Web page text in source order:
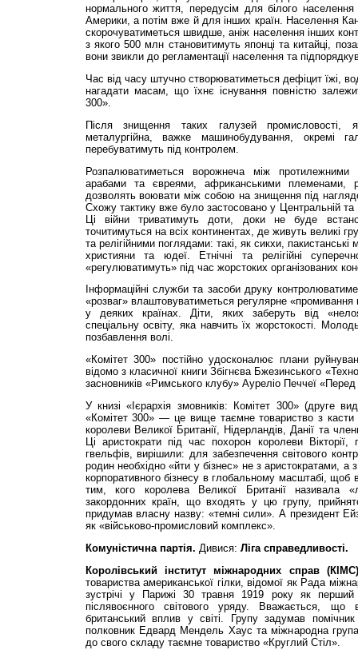
нормального життя, передусім для білого населення
Америки, а потім вже й для інших країн. Населення
скорочуватиметься швидше, аніж населення інших
з якого 500 млн становитимуть японці та китайці,
вони звикли до регламентації населення та
Час від часу штучно створюватиметься дефіцит їжі,
нагадати масам, що їхнє існування повністю
300».
Після знищення таких галузей промисловості,
металургійна, важке машинобудування, окремі
перебуватимуть під контролем.
Розпалюватиметься ворожнеча між
арабами та євреями, африканськими племенами,
дозволять воювати між собою на знищення під
Схожу тактику вже було застосовано у Центральній та
Ці війни триватимуть доти, доки не буде
точитимуться на всіх континентах, де живуть великі
та релігійними поглядами: такі, як сикхи, пакистанські
християни та юдеї. Етнічні та релігійні
«регулюватимуть» під час жорстоких організованих
Інформаційні служби та засоби друку
«розваг» влаштовуватиметься регулярне «промивання
у деяких країнах. Діти, яких заберуть від
спеціальну освіту, яка навчить їх жорстокості.
позбавлення волі.
«Комітет 300» постійно удосконалює плани
відомо з класичної книги Збігнєва Бжезинського
засновників «Римського клубу» Ауреліо Печчеї
У книзі «Ієрархія змовників: Комітет 300» (друге
«Комітет 300» — це вище таємне товариство з касти
королеви Великої Британії, Нідерландів, Данії та
Ці аристократи під час похорон королеви Вікторії,
гвельфів, вирішили: для забезпечення світового
родин необхідно «йти у бізнес» не з аристократами,
корпоративного бізнесу в глобальному масштабі, щоб
тим, кого королева Великої Британії називала
закордонних країн, що входять у цю групу,
придумав власну назву: «темні сили». А президент
як «військово-промисловий комплекс».
Комуністична партія. Дивися: Ліга справедливості.
Королівський інститут міжнародних справ
товариства американської гілки, відомої як Рада
зустрічі у Парижі 30 травня 1919 року як
післявоєнного світового уряду. Вважається, що
британський вплив у світі. Групу задумав
полковник Едвард Мендель Хаус та міжнародна
до свого складу таємне товариство «Круглий Стіл».